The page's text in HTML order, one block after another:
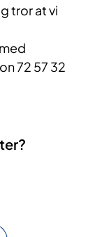
tror at vi
72 57 32